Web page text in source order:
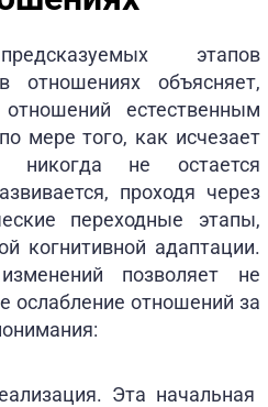
этапов
отношениях объясняет,
естественным
мере того, как исчезает
никогда не остается
проходя через
переходные этапы,
когнитивной адаптации.
позволяет не
ослабление отношений за
Эта начальная